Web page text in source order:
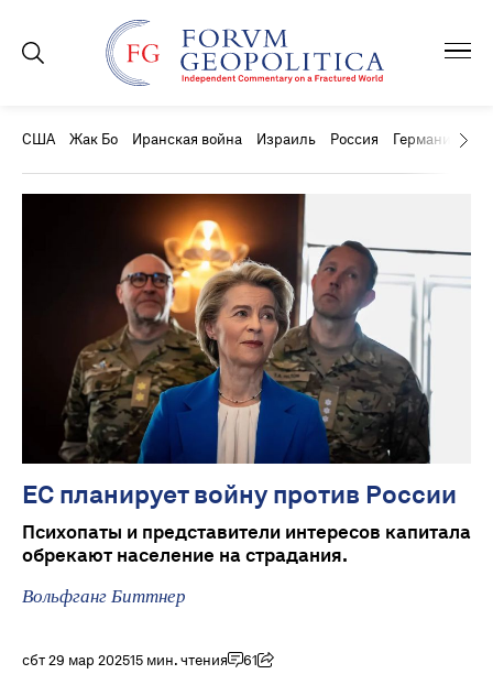
США Жак Бо Иранская война Израиль Россия Германия
ЕС планирует войну против России
Психопаты и представители интересов капитала
обрекают население на страдания.
Вольфганг Биттнер
сбт 29 мар 202515 мин. чтения 61